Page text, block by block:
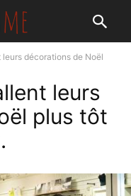
décorations de Noël
leurs
plus tôt